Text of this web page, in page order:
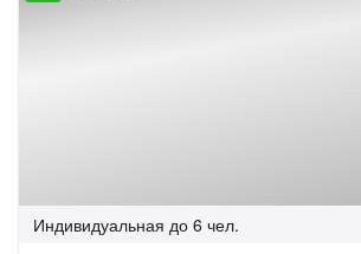
Индивидуальная до 6 чел.